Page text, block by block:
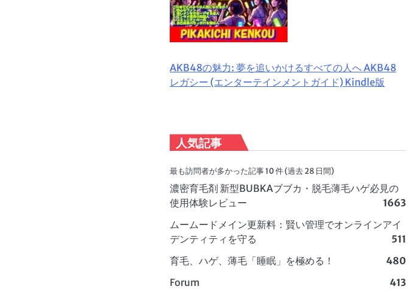
AKB48の魅力: 夢を追いかけるすべての人へ AKB48
レガシー (エンターテインメントガイド) Kindle版
人気記事
最も訪問者が多かった記事 10 件 (過去 28 日間)
濃密育毛剤 新型BUBKAブブカ・脱毛薄毛ハゲ必見の
使用体験レビュー
1663
ムームードメイン更新料：賢い管理でオンラインアイ
デンティティを守る
511
育毛、ハゲ、薄毛「睡眠」を極める！
480
Forum
413